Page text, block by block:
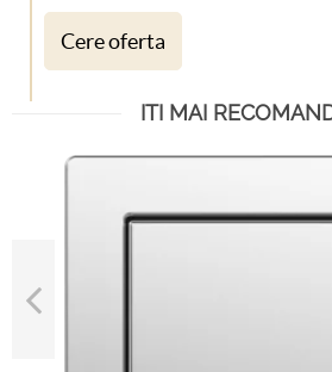
Cere oferta
ITI MAI